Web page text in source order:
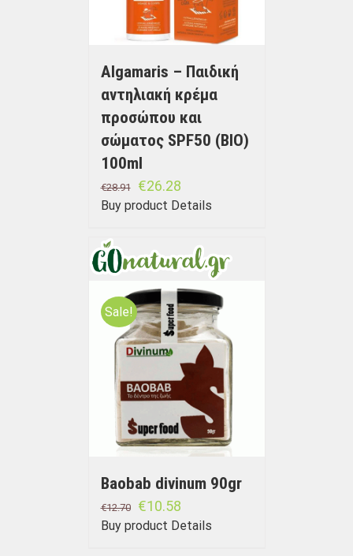
Algamaris – Παιδική
αντηλιακή κρέμα
προσώπου και
σώματος SPF50 (BIO)
100ml
€28.91 €26.28
Buy product Details
Sale!
Baobab divinum 90gr
€12.70 €10.58
Buy product Details